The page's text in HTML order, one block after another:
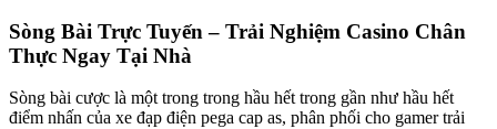
Sòng Bài Trực Tuyến – Trải Nghiệm Casino Chân
Thực Ngay Tại Nhà
Sòng bài cược là một trong trong hầu hết trong gần như hầu hết
điểm nhấn của xe đạp điện pega cap as, phân phối cho gamer trải